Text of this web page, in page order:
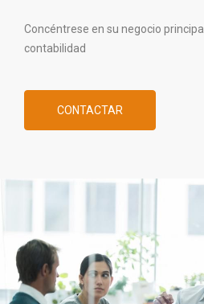
Concéntrese en su negocio
contabilidad
CONTACTAR